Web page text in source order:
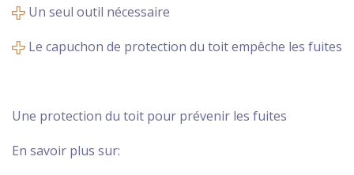
Un seul outil nécessaire
Le capuchon de protection du toit empêche les fuites
Une protection du toit pour prévenir les fuites
En savoir plus sur: